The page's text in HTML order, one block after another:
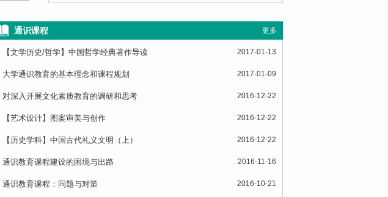
更多
通识课程
2017-01-13
【文学历史/哲学】中国哲学经典著作导读
2017-01-09
大学通识教育的基本理念和课程规划
2016-12-22
对深入开展文化素质教育的调研和思考
2016-12-22
【艺术设计】图案审美与创作
2016-12-22
【历史学科】中国古代礼义文明（上）
2016-11-16
通识教育课程建设的困境与出路
2016-10-21
通识教育课程：问题与对策